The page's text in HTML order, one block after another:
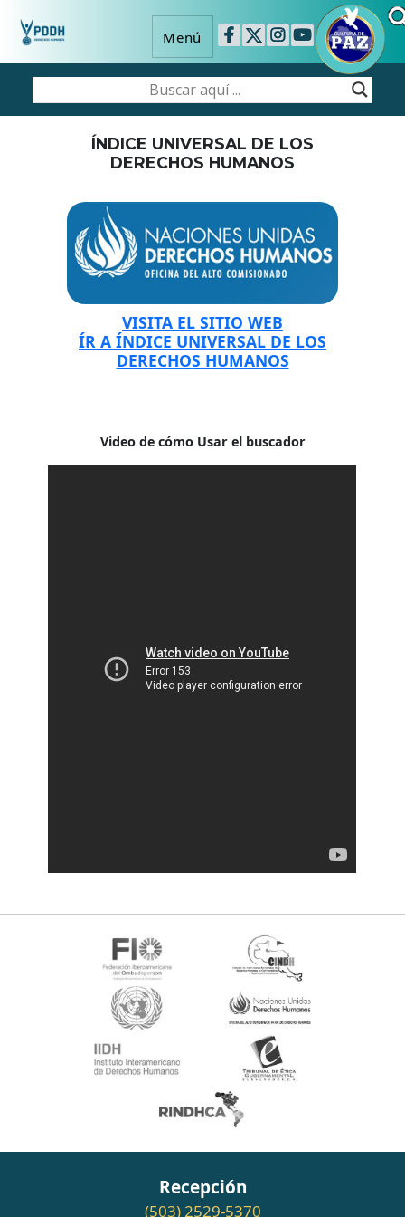
Menú
ÍNDICE UNIVERSAL DE LOS
DERECHOS HUMANOS
VISITA EL SITIO WEB
ÍR A ÍNDICE UNIVERSAL DE LOS
DERECHOS HUMANOS
Video de cómo Usar el buscador
Recepción
(503) 2529-5370